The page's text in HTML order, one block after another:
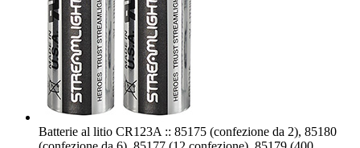
Batterie al litio CR123A :: 85175 (confezione da 2), 85180